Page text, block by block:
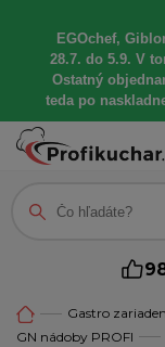
EGOchef,
28.7. do 5.9. V
Ostatný
teda po
Gastro
GN nádoby PROFI